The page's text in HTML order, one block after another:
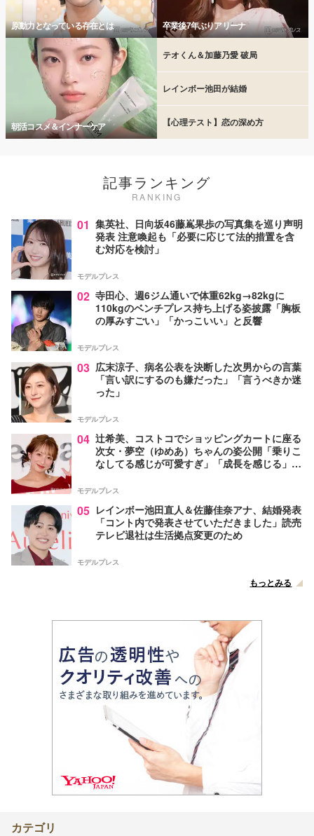
原動力となっている存在とは 卒業後7年ぶりアリーナ
朝活コスメ＆インナーケア
テオくん＆加藤乃愛 破局
レインボー池田が結婚
【心理テスト】恋の深め方
記事ランキング
RANKING
01 集英社、日向坂46藤嶌果歩の写真集を巡り声明
発表 注意喚起も「必要に応じて法的措置を含
む対応を検討」
モデルプレス
02 寺田心、週6ジム通いで体重62kg→82kgに
110kgのベンチプレス持ち上げる姿披露「胸板
の厚みすごい」「かっこいい」と反響
モデルプレス
03 広末涼子、病名公表を決断した次男からの言葉
「言い訳にするのも嫌だった」「言うべきか迷
った」
モデルプレス
04 辻希美、コストコでショッピングカートに座る
次女・夢空（ゆめあ）ちゃんの姿公開「乗りこ
なしてる感じが可愛すぎ」「成長を感じる」の
モデルプレス
05 レインボー池田直人＆佐藤佳奈アナ、結婚発表
「コント内で発表させていただきました」読売
テレビ退社は生活拠点変更のため
モデルプレス
もっとみる
カテゴリ